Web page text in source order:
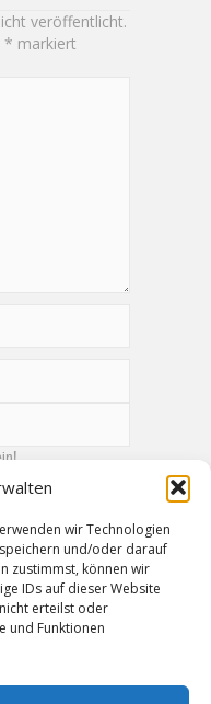
wir Technologien
und/oder darauf
zustimmst, können wir
IDs auf dieser Website
erteilst oder
und Funktionen
veröffentlicht.
* markiert